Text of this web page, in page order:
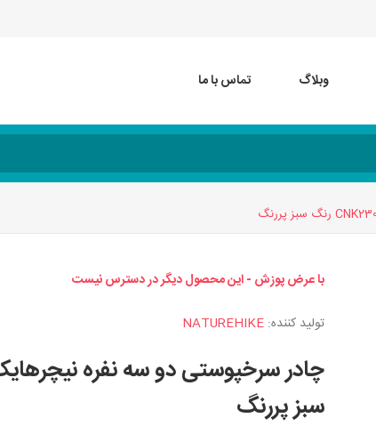
وبلاگ تماس با ما
با عرض پوزش - این محصول دیگر در دسترس نیست
تولید کننده: NATUREHIKE
سبز پررنگ